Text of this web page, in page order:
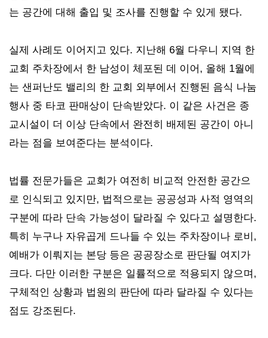
는 공간에 대해 출입 및 조사를 진행할 수 있게 됐다.
실제 사례도 이어지고 있다. 지난해 6월 다우니 지역 한
교회 주차장에서 한 남성이 체포된 데 이어, 올해 1월에
는 샌퍼난도 밸리의 한 교회 외부에서 진행된 음식 나눔
행사 중 타코 판매상이 단속받았다. 이 같은 사건은 종
교시설이 더 이상 단속에서 완전히 배제된 공간이 아니
라는 점을 보여준다는 분석이다.
법률 전문가들은 교회가 여전히 비교적 안전한 공간으
로 인식되고 있지만, 법적으로는 공공성과 사적 영역의
구분에 따라 단속 가능성이 달라질 수 있다고 설명한다.
특히 누구나 자유곱게 드나들 수 있는 주차장이나 로비,
예배가 이뤄지는 본당 등은 공공장소로 판단될 여지가
크다. 다만 이러한 구분은 일률적으로 적용되지 않으며,
구체적인 상황과 법원의 판단에 따라 달라질 수 있다는
점도 강조된다.